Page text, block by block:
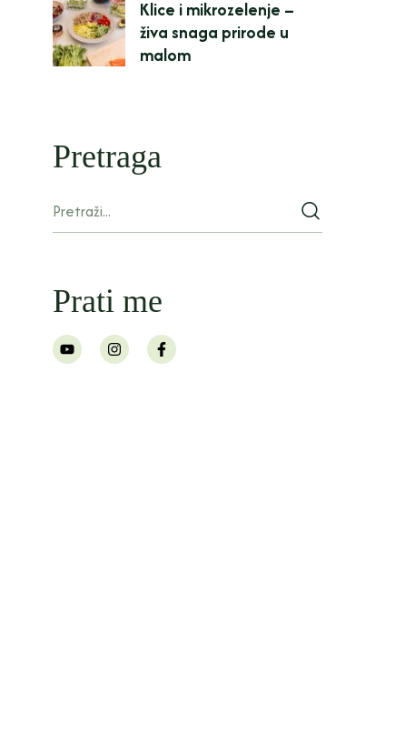
Klice i mikrozelenje –
živa snaga prirode u
malom
Pretraga
Prati me